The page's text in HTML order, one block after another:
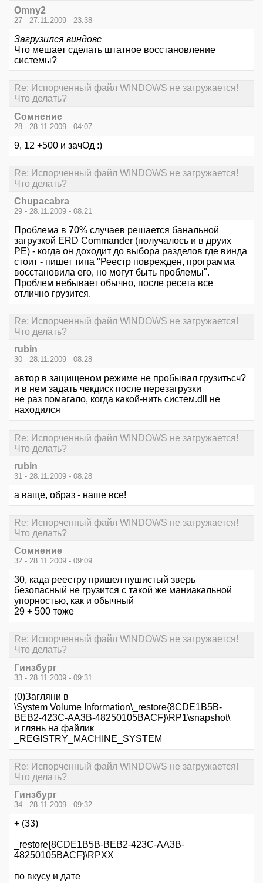
Omny2
27 - 27.11.2009 - 23:38
Загрузился виндовс
Что мешает сделать штатное восстановление
системы?
Re: Испорченный файл WINDOWS не загружается!
Что делать?
Сомнение
28 - 28.11.2009 - 04:07
9, 12 +500 и зачОд :)
Re: Испорченный файл WINDOWS не загружается!
Что делать?
Chupacabra
29 - 28.11.2009 - 08:21
Проблема в 70% случаев решается банальной
загрузкой ERD Commander (получалось и в друих
РЕ) - когда он доходит до выбора разделов где винда
стоит - пишет типа "Реестр поврежден, программа
восстановила его, но могут быть проблемы".
Проблем небывает обычно, после ресета все
отлично грузится.
Re: Испорченный файл WINDOWS не загружается!
Что делать?
rubin
30 - 28.11.2009 - 08:28
автор в защищеном режиме не пробывал грузитьсч?
и в нем задать чекдиск после перезагрузки
не раз помагало, когда какой-нить систем.dll не
находился
Re: Испорченный файл WINDOWS не загружается!
Что делать?
rubin
31 - 28.11.2009 - 08:28
а ваще, образ - наше все!
Re: Испорченный файл WINDOWS не загружается!
Что делать?
Сомнение
32 - 28.11.2009 - 09:09
30, када реестру пришел пушистый зверь
безопасный не грузится с такой же маниакальной
упорностью, как и обычный
29 + 500 тоже
Re: Испорченный файл WINDOWS не загружается!
Что делать?
Гинзбург
33 - 28.11.2009 - 09:31
(0)Загляни в
\System Volume Information\_restore{8CDE1B5B-
BEB2-423C-AA3B-48250105BACF}\RP1\snapshot\
и глянь на файлик
_REGISTRY_MACHINE_SYSTEM
Re: Испорченный файл WINDOWS не загружается!
Что делать?
Гинзбург
34 - 28.11.2009 - 09:32
+ (33)
_restore{8CDE1B5B-BEB2-423C-AA3B-
48250105BACF}\RPХХ
по вкусу и дате